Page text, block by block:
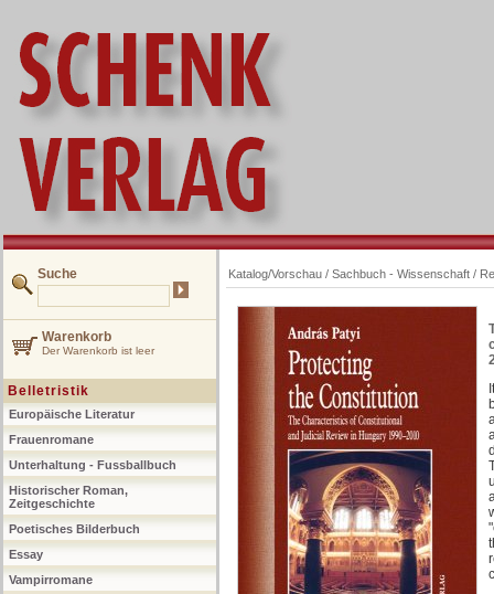
Suche
Warenkorb
Der Warenkorb ist leer
Belletristik
Europäische Literatur
Frauenromane
Unterhaltung - Fussballbuch
Historischer Roman,
Zeitgeschichte
Poetisches Bilderbuch
Essay
Vampirromane
Katalog/Vorschau / Sachbuch - Wissenschaft /